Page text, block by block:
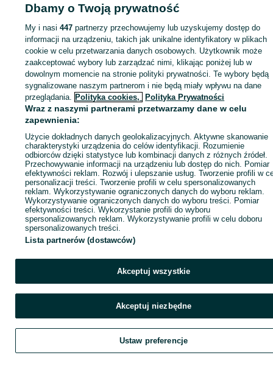
Zaloguj się lub załóż konto na OLX, aby skontaktować się z
sprzedającym
Zaloguj się / Załóż konto
Dbamy o Twoją prywatność
My i nasi447 partnerzy przechowujemy lub uzyskujemy dostęp do
informacji na urządzeniu, takich jak unikalne identyfikatory w plikach
cookie w celu przetwarzania danych osobowych. Użytkownik może
zaakceptować wybory lub zarządzać nimi, klikając poniżej lub w
dowolnym momencie na stronie polityki prywatności. Te wybory będą
sygnalizowane naszym partnerom i nie będą miały wpływu na dane
przeglądania. Polityka cookies, Polityka Prywatności
Wraz z naszymi partnerami przetwarzamy dane w celu
zapewnienia:
Użycie dokładnych danych geolokalizacyjnych. Aktywne skanowanie
charakterystyki urządzenia do celów identyfikacji. Rozumienie
odbiorców dzięki statystyce lub kombinacji danych z różnych źródeł.
Przechowywanie informacji na urządzeniu lub dostęp do nich. Pomiar
efektywności reklam. Rozwój i ulepszanie usług. Tworzenie profili w
personalizacji treści. Tworzenie profili w celu spersonalizowanych
reklam. Wykorzystywanie ograniczonych danych do wyboru reklam.
Wykorzystywanie ograniczonych danych do wyboru treści. Pomiar
efektywności treści. Wykorzystanie profili do wyboru
spersonalizowanych reklam. Wykorzystywanie profili w celu doboru
spersonalizowanych treści.
Lista partnerów (dostawców)
Akceptuj wszystkie
Akceptuj niezbędne
Ustaw preferencje